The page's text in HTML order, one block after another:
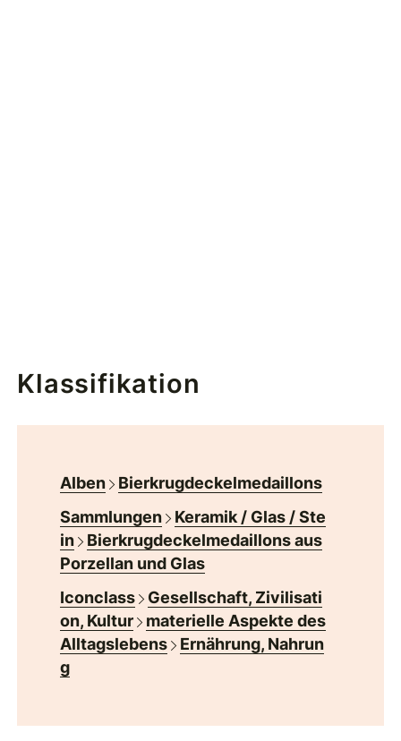
Klassifikation
Alben
Bierkrugdeckelmedaillons
Sammlungen
Keramik / Glas / Ste
in
Bierkrugdeckelmedaillons aus
Porzellan und Glas
Iconclass
Gesellschaft, Zivilisati
on, Kultur
materielle Aspekte des
Alltagslebens
Ernährung, Nahrun
g